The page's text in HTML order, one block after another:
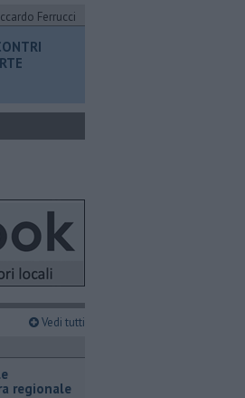
Ferrucci
Vedi tutti
regionale